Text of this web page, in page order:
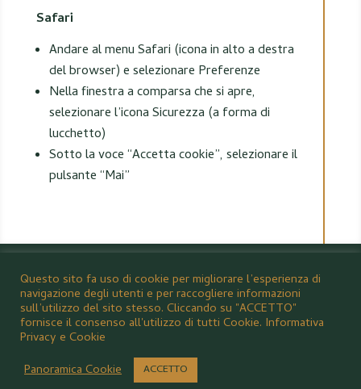
Safari
Andare al menu Safari (icona in alto a destra
del browser) e selezionare Preferenze
Nella finestra a comparsa che si apre,
selezionare l’icona Sicurezza (a forma di
lucchetto)
Sotto la voce “Accetta cookie”, selezionare il
pulsante “Mai”
TENNIS CLUB PARIOLI
Largo Uberto de Morpurgo, 2,
00199 Roma RM
+39 06 897851
P.IVA 02135251003 e CF 80232110587
Note Legali & Cookie
Questo sito fa uso di cookie per migliorare l’esperienza di
navigazione degli utenti e per raccogliere informazioni
sull’utilizzo del sito stesso. Cliccando su "ACCETTO"
fornisce il consenso all'utilizzo di tutti Cookie. Informativa
Privacy e Cookie
Panoramica Cookie
ACCETTO